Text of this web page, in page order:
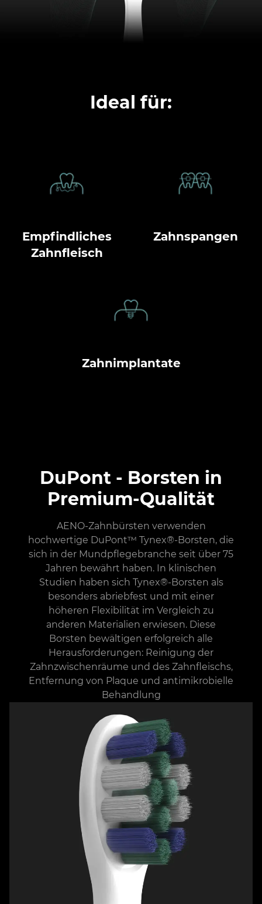
Ideal für:
Empfindliches
Zahnfleisch
Zahnspangen
Zahnimplantate
DuPont - Borsten in
Premium-Qualität
AENO-Zahnbürsten verwenden
hochwertige DuPont™ Tynex®-Borsten, die
sich in der Mundpflegebranche seit über 75
Jahren bewährt haben. In klinischen
Studien haben sich Tynex®-Borsten als
besonders abriebfest und mit einer
höheren Flexibilität im Vergleich zu
anderen Materialien erwiesen. Diese
Borsten bewältigen erfolgreich alle
Herausforderungen: Reinigung der
Zahnzwischenräume und des Zahnfleischs,
Entfernung von Plaque und antimikrobielle
Behandlung